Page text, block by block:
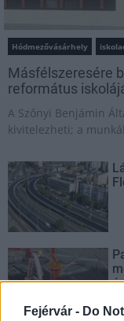
Fejérvár - Do
Hódmezővásárhely
Másfélszeresére
református
A Szőnyi Benjámin
kivitelezheti; a